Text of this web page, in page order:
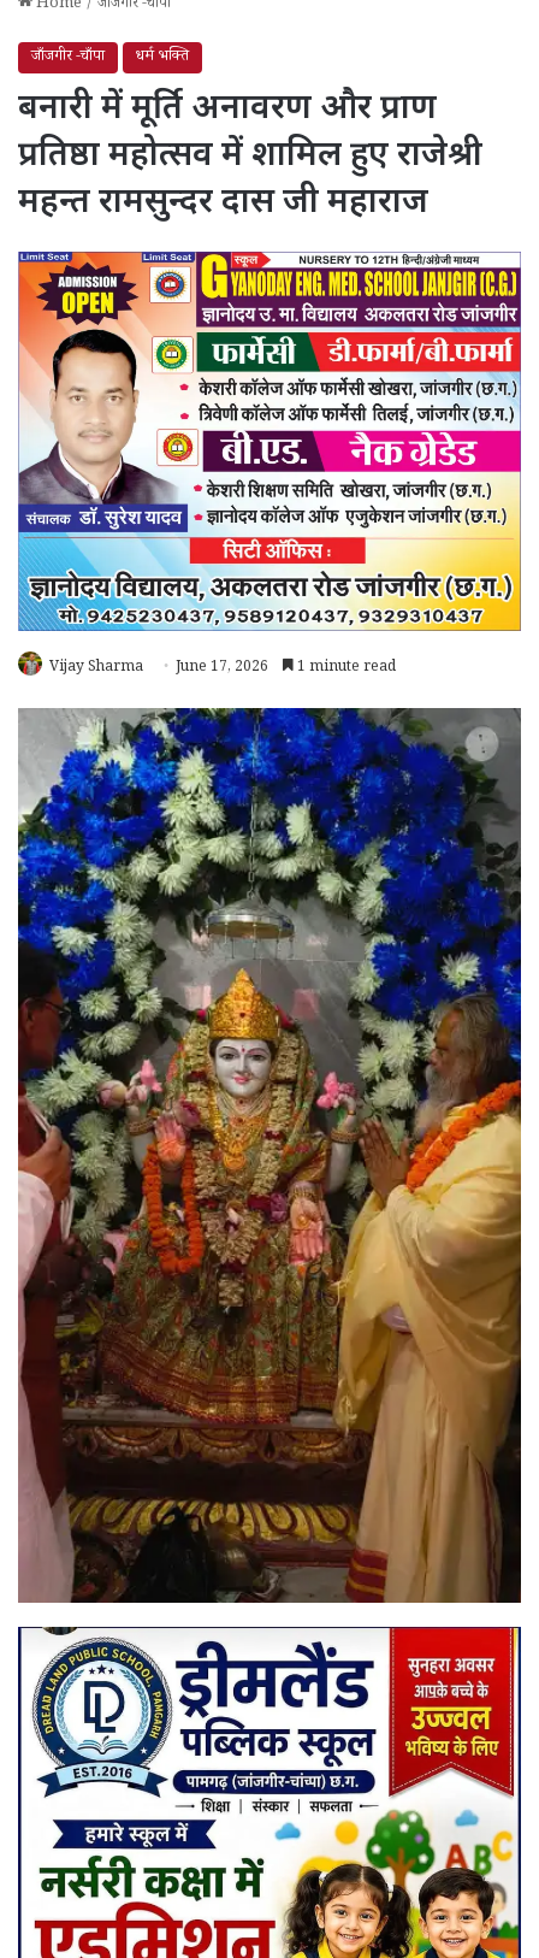
जाँजगीर -चाँपा धर्म भक्ति
बनारी में मूर्ति अनावरण और प्राण
प्रतिष्ठा महोत्सव में शामिल हुए राजेश्री
महन्त रामसुन्दर दास जी महाराज
Vijay Sharma June 17, 2026 1 minute read